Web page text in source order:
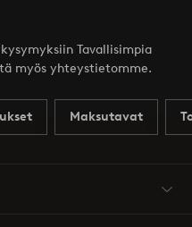
Tavallisimpia
myös yhteystietomme.
Maksutavat